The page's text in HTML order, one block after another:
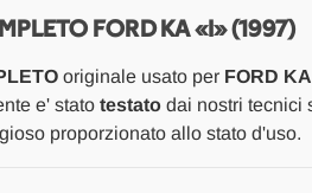
FORD KA «I» (1997)
originale usato per FORD
e' stato testatodai nostri tecnici
proporzionato allo stato d'uso.